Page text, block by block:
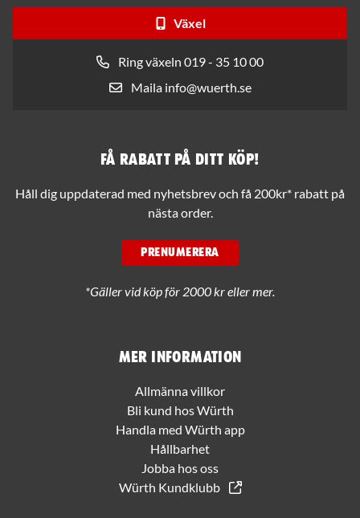
Växel
Ring växeln 019 - 35 10 00
Maila info@wuerth.se
Mer information
Allmänna villkor
Bli kund hos Würth
Handla med Würth app
Hållbarhet
Jobba hos oss
Würth Kundklubb
Få rabatt på ditt köp!
Håll dig uppdaterad med nyhetsbrev och få 200kr* rabatt på
nästa order.
PRENUMERERA
*Gäller vid köp för 2000 kr eller mer.